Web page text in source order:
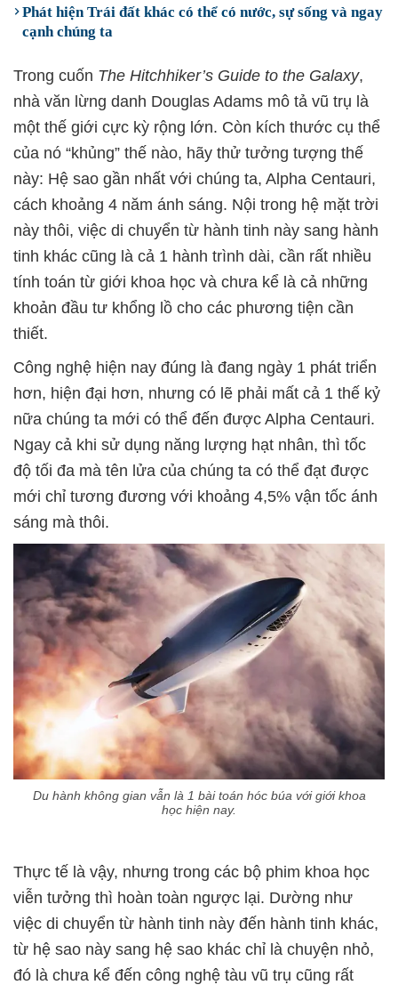
Phát hiện Trái đất khác có thể có nước, sự sống và ngay
cạnh chúng ta
Trong cuốn The Hitchhiker’s Guide to the Galaxy,
nhà văn lừng danh Douglas Adams mô tả vũ trụ là
một thế giới cực kỳ rộng lớn. Còn kích thước cụ thể
của nó “khủng” thế nào, hãy thử tưởng tượng thế
này: Hệ sao gần nhất với chúng ta, Alpha Centauri,
cách khoảng 4 năm ánh sáng. Nội trong hệ mặt trời
này thôi, việc di chuyển từ hành tinh này sang hành
tinh khác cũng là cả 1 hành trình dài, cần rất nhiều
tính toán từ giới khoa học và chưa kể là cả những
khoản đầu tư khổng lồ cho các phương tiện cần
thiết.
Công nghệ hiện nay đúng là đang ngày 1 phát triển
hơn, hiện đại hơn, nhưng có lẽ phải mất cả 1 thế kỷ
nữa chúng ta mới có thể đến được Alpha Centauri.
Ngay cả khi sử dụng năng lượng hạt nhân, thì tốc
độ tối đa mà tên lửa của chúng ta có thể đạt được
mới chỉ tương đương với khoảng 4,5% vận tốc ánh
sáng mà thôi.
Du hành không gian vẫn là 1 bài toán hóc búa với giới khoa
học hiện nay.
Thực tế là vậy, nhưng trong các bộ phim khoa học
viễn tưởng thì hoàn toàn ngược lại. Dường như
việc di chuyển từ hành tinh này đến hành tinh khác,
từ hệ sao này sang hệ sao khác chỉ là chuyện nhỏ,
đó là chưa kể đến công nghệ tàu vũ trụ cũng rất